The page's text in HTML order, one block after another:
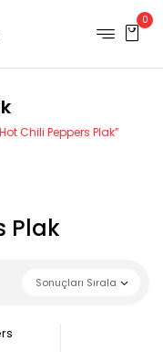
0
Chili Peppers Plak”
Plak
Sonuçları Sırala